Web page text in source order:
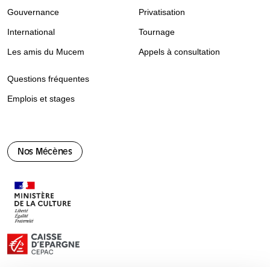
Nos Mécènes
Gouvernance
International
Les amis du Mucem
Privatisation
Tournage
Appels à consultation
Questions fréquentes
Emplois et stages